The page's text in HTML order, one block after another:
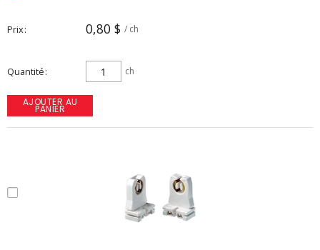
Prix 0,80 $ / ch
Quantité ch
AJOUTER AU
PANIER